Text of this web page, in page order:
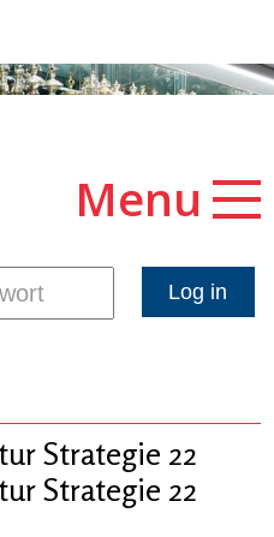
Menu
Strategie 22
Strategie 22